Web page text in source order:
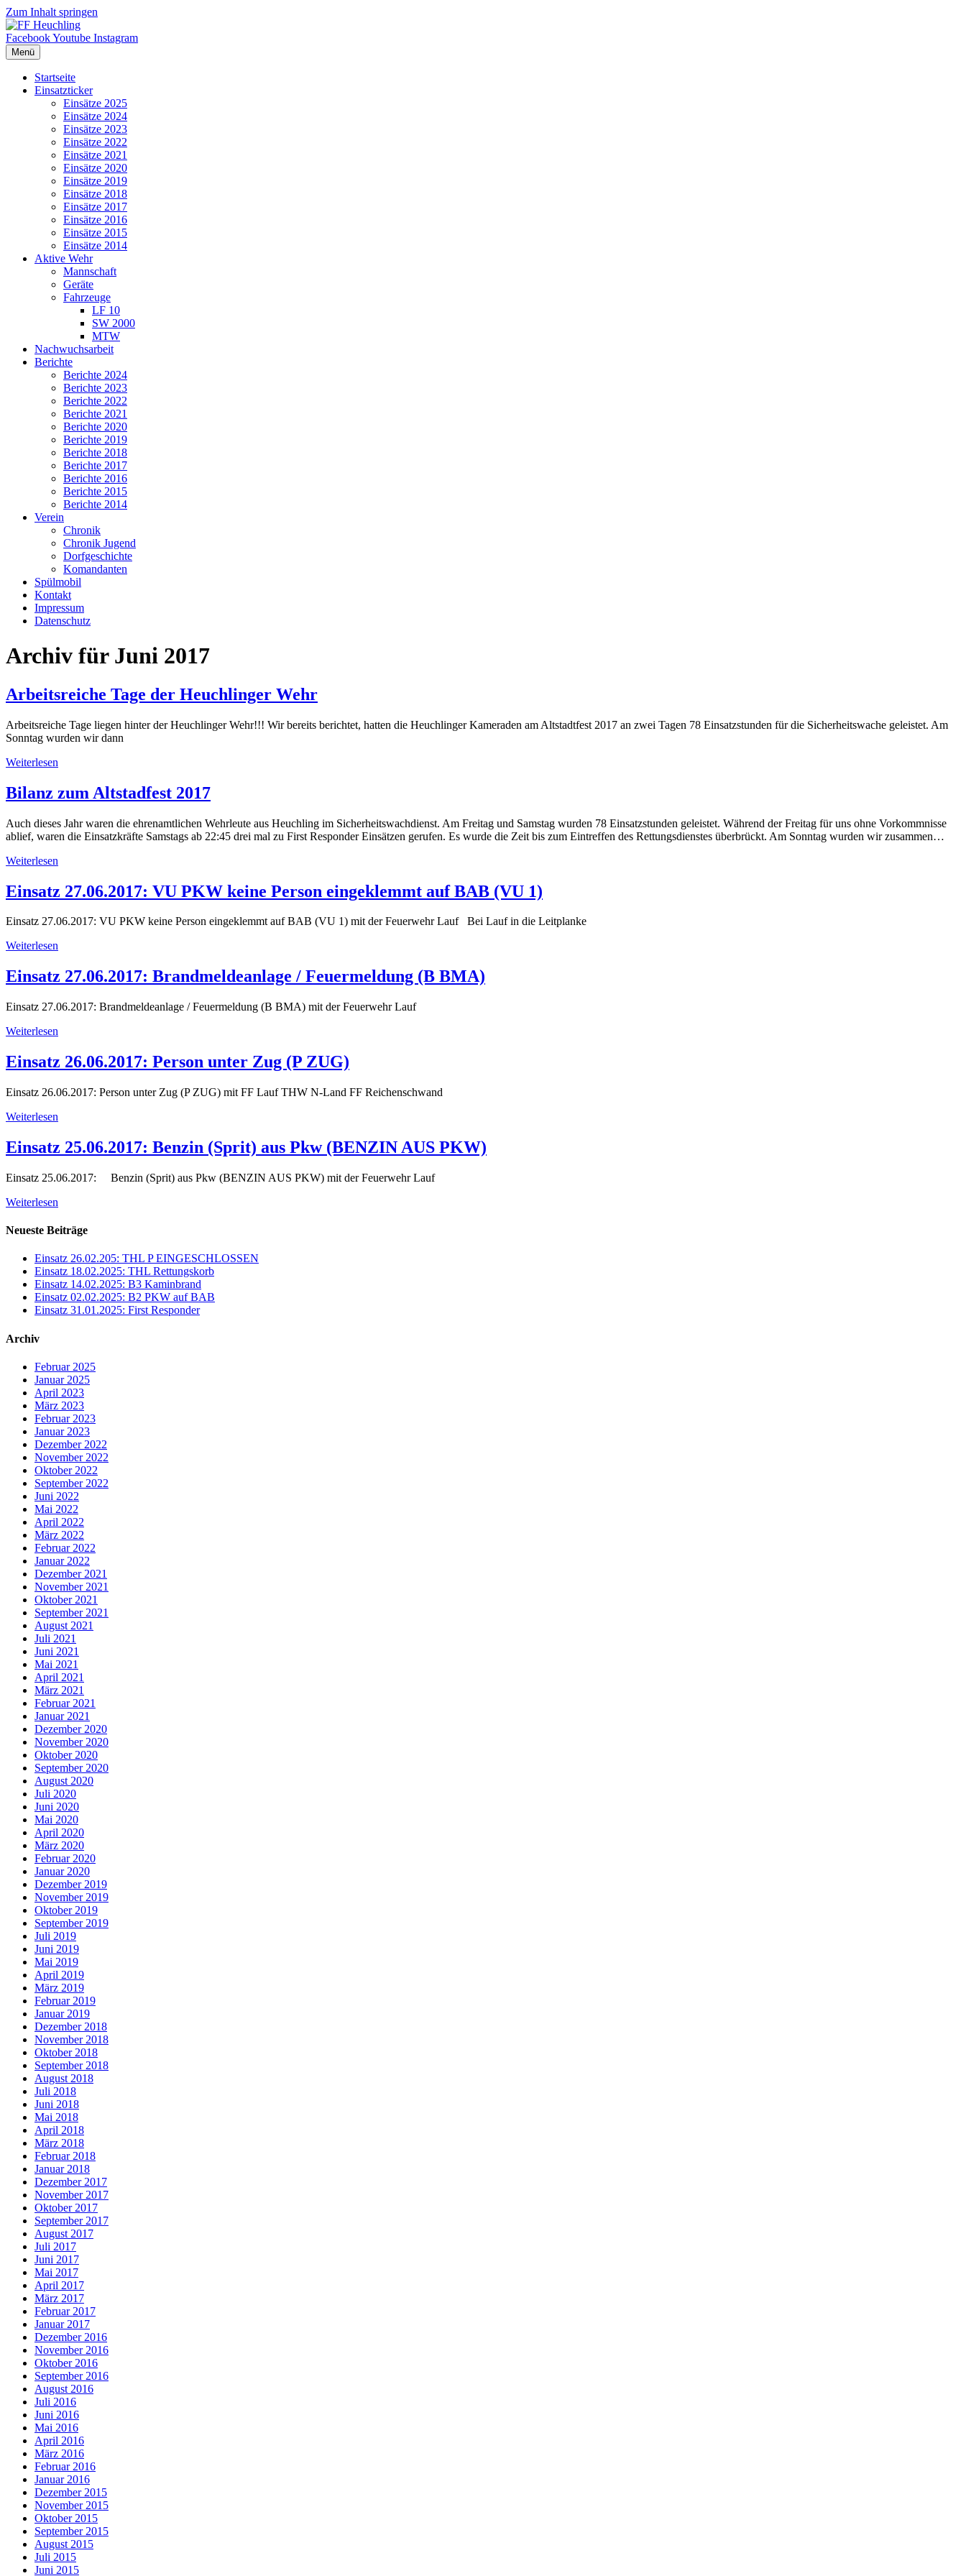
Zum Inhalt springen
FacebookYoutube Instagram
Menü
Startseite
Einsatzticker
Einsätze 2025
Einsätze 2024
Einsätze 2023
Einsätze 2022
Einsätze 2021
Einsätze 2020
Einsätze 2019
Einsätze 2018
Einsätze 2017
Einsätze 2016
Einsätze 2015
Einsätze 2014
Aktive Wehr
Mannschaft
Geräte
Fahrzeuge
LF 10
SW 2000
MTW
Nachwuchsarbeit
Berichte
Berichte 2024
Berichte 2023
Berichte 2022
Berichte 2021
Berichte 2020
Berichte 2019
Berichte 2018
Berichte 2017
Berichte 2016
Berichte 2015
Berichte 2014
Verein
Chronik
Chronik Jugend
Dorfgeschichte
Komandanten
Spülmobil
Kontakt
Impressum
Datenschutz
Archiv für Juni 2017
Arbeitsreiche Tage der Heuchlinger Wehr
Arbeitsreiche Tage liegen hinter der Heuchlinger Wehr!!! Wir bereits berichtet, hatten die Heuchlinger Kameraden am Altstadtfest 2017 an zwei Tagen 78 Einsatzstunden für die Sicherheitswache geleistet. Am
Sonntag wurden wir dann
Weiterlesen
Bilanz zum Altstadfest 2017
Auch dieses Jahr waren die ehrenamtlichen Wehrleute aus Heuchling im Sicherheitswachdienst. Am Freitag und Samstag wurden 78 Einsatzstunden geleistet. Während der Freitag für uns ohne Vorkommnisse
ablief, waren die Einsatzkräfte Samstags ab 22:45 drei mal zu First Responder Einsätzen gerufen. Es wurde die Zeit bis zum Eintreffen des Rettungsdienstes überbrückt. Am Sonntag wurden wir zusammen…
Weiterlesen
Einsatz 27.06.2017: VU PKW keine Person eingeklemmt auf BAB (VU 1)
Einsatz 27.06.2017: VU PKW keine Person eingeklemmt auf BAB (VU 1) mit der Feuerwehr Lauf Bei Lauf in die Leitplanke
Weiterlesen
Einsatz 27.06.2017: Brandmeldeanlage / Feuermeldung (B BMA)
Einsatz 27.06.2017: Brandmeldeanlage / Feuermeldung (B BMA) mit der Feuerwehr Lauf
Weiterlesen
Einsatz 26.06.2017: Person unter Zug (P ZUG)
Einsatz 26.06.2017: Person unter Zug (P ZUG) mit FF Lauf THW N-Land FF Reichenschwand
Weiterlesen
Einsatz 25.06.2017: Benzin (Sprit) aus Pkw (BENZIN AUS PKW)
Einsatz 25.06.2017: Benzin (Sprit) aus Pkw (BENZIN AUS PKW) mit der Feuerwehr Lauf
Weiterlesen
Neueste Beiträge
Einsatz 26.02.205: THL P EINGESCHLOSSEN
Einsatz 18.02.2025: THL Rettungskorb
Einsatz 14.02.2025: B3 Kaminbrand
Einsatz 02.02.2025: B2 PKW auf BAB
Einsatz 31.01.2025: First Responder
Archiv
Februar 2025
Januar 2025
April 2023
März 2023
Februar 2023
Januar 2023
Dezember 2022
November 2022
Oktober 2022
September 2022
Juni 2022
Mai 2022
April 2022
März 2022
Februar 2022
Januar 2022
Dezember 2021
November 2021
Oktober 2021
September 2021
August 2021
Juli 2021
Juni 2021
Mai 2021
April 2021
März 2021
Februar 2021
Januar 2021
Dezember 2020
November 2020
Oktober 2020
September 2020
August 2020
Juli 2020
Juni 2020
Mai 2020
April 2020
März 2020
Februar 2020
Januar 2020
Dezember 2019
November 2019
Oktober 2019
September 2019
Juli 2019
Juni 2019
Mai 2019
April 2019
März 2019
Februar 2019
Januar 2019
Dezember 2018
November 2018
Oktober 2018
September 2018
August 2018
Juli 2018
Juni 2018
Mai 2018
April 2018
März 2018
Februar 2018
Januar 2018
Dezember 2017
November 2017
Oktober 2017
September 2017
August 2017
Juli 2017
Juni 2017
Mai 2017
April 2017
März 2017
Februar 2017
Januar 2017
Dezember 2016
November 2016
Oktober 2016
September 2016
August 2016
Juli 2016
Juni 2016
Mai 2016
April 2016
März 2016
Februar 2016
Januar 2016
Dezember 2015
November 2015
Oktober 2015
September 2015
August 2015
Juli 2015
Juni 2015